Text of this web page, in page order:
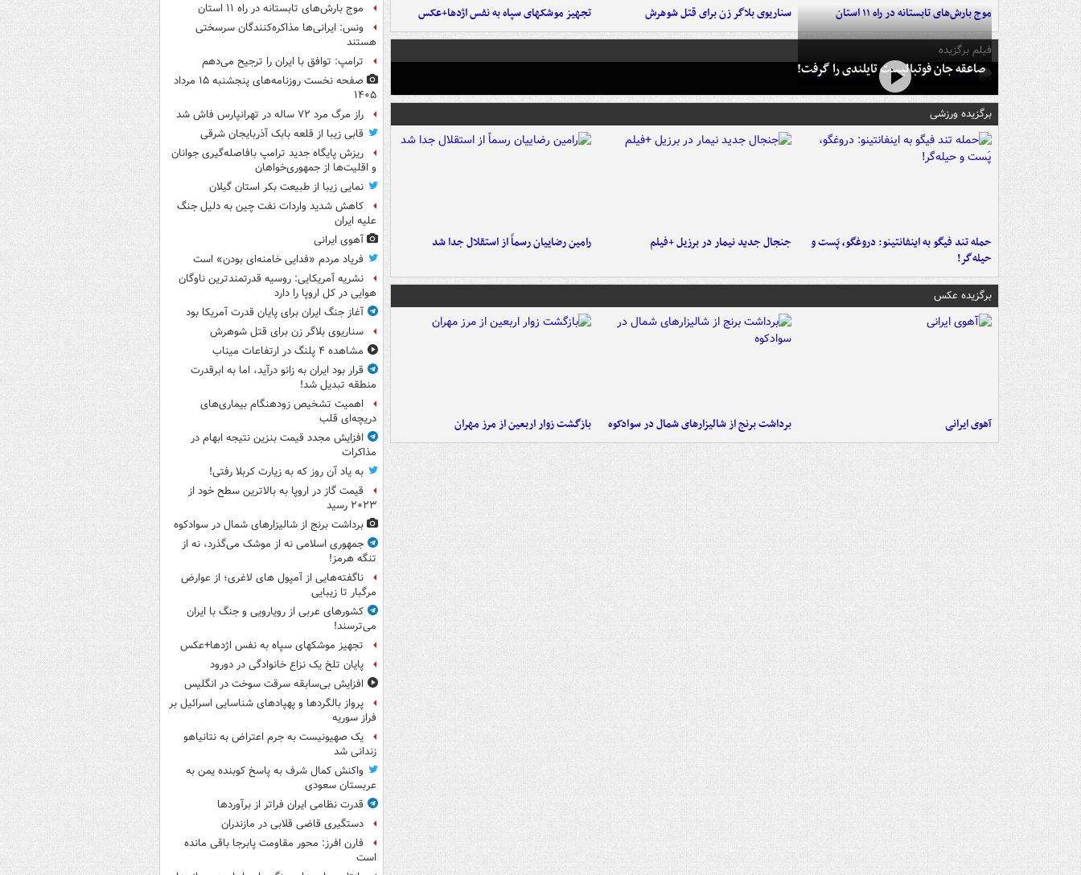
موج بارش‌های تابستانه در راه ۱۱ استان سناریوی بلاگر زن برای قتل شوهرش تجهیز موشکهای سپاه به نفس اژدها+عکس
فیلم برگزیده
صاعقه جان فوتبالیست تایلندی را گرفت!
برگزیده ورزشی
حمله تند فیگو به اینفانتینو: دروغگو، پَست‌ و
حیله‌گر!
جنجال جدید نیمار در برزیل +فیلم رامین رضاییان رسماً از استقلال جدا شد
برگزیده عکس
آهوی ایرانی برداشت برنج از شالیزارهای شمال در سوادکوه بازگشت زوار اربعین از مرز مهران
موج بارش‌های تابستانه در راه ۱۱ استان
ونس: ایرانی‌ها مذاکره‌کنندگان سرسختی
هستند
ترامپ: توافق با ایران را ترجیح می‌دهم
صفحه نخست روزنامه‌های پنجشنبه ۱۵ مرداد
۱۴۰۵
راز مرگ مرد ۷۲ ساله در تهرانپارس فاش شد
قابی زیبا از قلعه بابک آذربایجان شرقی
ریزش پایگاه جدید ترامپ بافاصله‌گیری جوانان
و اقلیت‌ها از جمهوری‌خواهان
نمایی زیبا از طبیعت بکر استان گیلان
کاهش شدید واردات نفت چین به دلیل جنگ
علیه ایران
آهوی ایرانی
فریاد مردم «فدایی خامنه‌ای بودن» است
نشریه آمریکایی: روسیه قدرتمندترین ناوگان
هوایی در کل اروپا را دارد
آغاز جنگ ایران برای پایان قدرت آمریکا بود
سناریوی بلاگر زن برای قتل شوهرش
مشاهده ۴ پلنگ در ارتفاعات میناب
قرار بود ایران به زانو درآید، اما به ابرقدرت
منطقه تبدیل شد!
اهمیت تشخیص زودهنگام بیماری‌های
دریچه‌ای قلب
افزایش مجدد قیمت بنزین نتیجه ابهام در
مذاکرات
به یاد آن روز که به زیارت کربلا رفتی!
قیمت گاز در اروپا به بالاترین سطح خود از
۲۰۲۳ رسید
برداشت برنج از شالیزارهای شمال در سوادکوه
جمهوری اسلامی نه از موشک می‌گذرد، نه از
تنگه هرمز!
ناگفته‌هایی از آمپول های لاغری؛ از عوارض
مرگبار تا زیبایی
کشورهای عربی از رویارویی و جنگ با ایران
می‌ترسند!
تجهیز موشکهای سپاه به نفس اژدها+عکس
پایان تلخ یک نزاع خانوادگی در دورود
افزایش بی‌سابقه سرقت سوخت در انگلیس
پرواز بالگردها و پهپادهای شناسایی اسرائیل بر
فراز سوریه
یک صهیونیست به جرم اعتراض به نتانیاهو
زندانی شد
واکنش کمال شرف به پاسخ کوبنده یمن به
عربستان سعودی
قدرت نظامی ایران فراتر از برآوردها
دستگیری قاضی قلابی در مازندران
فارن افرز: محور مقاومت پابرجا باقی مانده
است